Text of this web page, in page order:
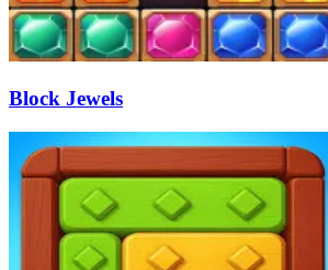
Block Jewels